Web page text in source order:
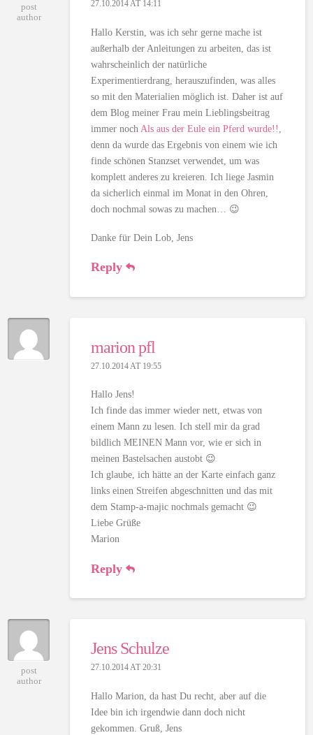
post
author
27.10.2014 AT 14:11
Hallo Kerstin, was ich sehr gerne mache ist
außerhalb der Anleitungen zu arbeiten, das ist
wahrscheinlich der natürliche
Experimentierdrang, herauszufinden, was alles
so mit den Materialien möglich ist. Daher ist auf
dem Blog meiner Frau mein Lieblingsbeitrag
immer noch Als aus der Eule ein Pferd wurde!!
denn da wurde das Ergebnis von einem wie ich
finde schönen Stanzset verwendet, um was
komplett anderes zu kreieren. Ich liege Jasmin
da sicherlich einmal im Monat in den Ohren,
doch nochmal sowas zu machen… 😉
Danke für Dein Lob, Jens
Reply
marion pfl
27.10.2014 AT 19:55
Hallo Jens!
Ich finde das immer wieder nett, etwas von
einem Mann zu lesen. Ich stell mir da grad
bildlich MEINEN Mann vor, wie er sich in
meinen Bastelsachen austobt 😉
Ich glaube, ich hätte an der Karte einfach ganz
links einen Streifen abgeschnitten und das mit
dem Stamp-a-majic nochmals gemacht 😉
Liebe Grüße
Marion
Reply
post
author
Jens Schulze
27.10.2014 AT 20:31
Hallo Marion, da hast Du recht, aber auf die
Idee bin ich irgendwie dann doch nicht
gekommen. Gruß, Jens